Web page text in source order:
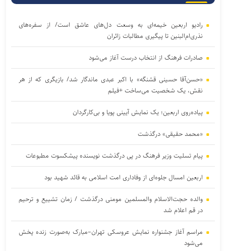
رادیو اربعین خیمه‌ای به وسعت دل‌های عاشق است/ از سفره‌های
نذری‌ام‌البنین تا پیگیری مطالبات زائران
صادرات فرهنگ از انتخاب درست آغاز می‌شود
«حسن‌آقا حسینی قشنگه» با اکبر عبدی ماندگار شد/ بازیگری که از هر
نقش، یک شخصیت می‌ساخت +فیلم
پیاده‌روی اربعین؛ یک نمایش آیینی پویا و بی‌کارگردان
«محمد حقیقی» درگذشت
پیام تسلیت وزیر فرهنگ در پی درگذشت نویسنده پیشکسوت مطبوعات
اربعین امسال جلوه‌ای از وفاداری امت اسلامی به قائد شهید بود
والده حجت‌الاسلام والمسلمین مومنی درگذشت / زمان تشییع و ترحیم
در قم اعلام شد
مراسم آغاز جشنواره نمایش عروسکی تهران–مبارک به‌صورت زنده پخش
می‌شود